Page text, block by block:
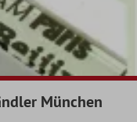
München